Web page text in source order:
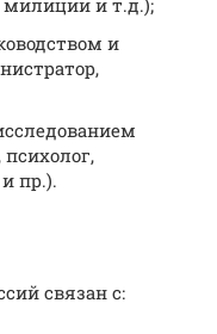
милиции и т.д.);
и
пр.).
связан с: